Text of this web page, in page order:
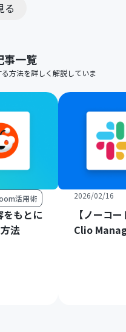
る
事一覧
方法を詳しく解説していま
活用術
をもとに
法
2026/02/16
【ノーコ
Clio